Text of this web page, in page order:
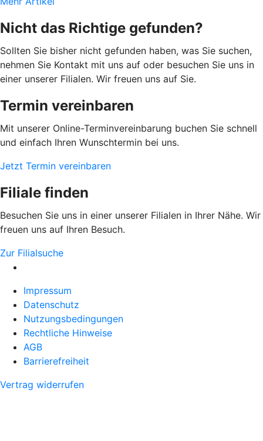
Nicht das Richtige gefunden?
Sollten Sie bisher nicht gefunden haben, was Sie suchen,
nehmen Sie Kontakt mit uns auf oder besuchen Sie uns in
einer unserer Filialen. Wir freuen uns auf Sie.
Termin vereinbaren
Mit unserer Online-Terminvereinbarung buchen Sie schnell
und einfach Ihren Wunschtermin bei uns.
Jetzt Termin vereinbaren
Filiale finden
Besuchen Sie uns in einer unserer Filialen in Ihrer Nähe. Wir
freuen uns auf Ihren Besuch.
Zur Filialsuche
Impressum
Datenschutz
Nutzungsbedingungen
Rechtliche Hinweise
AGB
Barrierefreiheit
Vertrag widerrufen